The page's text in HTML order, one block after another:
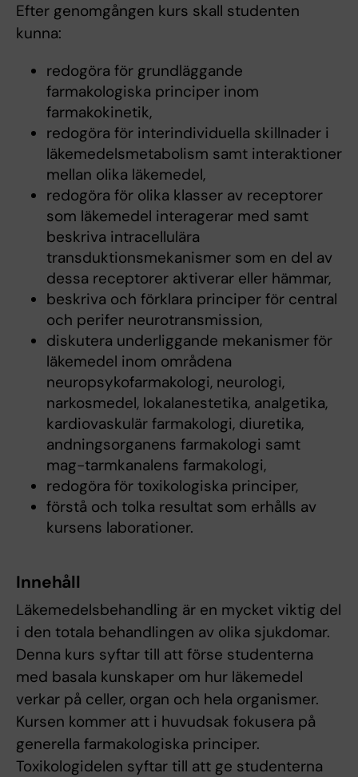
Efter genomgången kurs skall studenten
kunna:
redogöra för grundläggande
farmakologiska principer inom
farmakokinetik,
redogöra för interindividuella skillnader i
läkemedelsmetabolism samt interaktioner
mellan olika läkemedel,
redogöra för olika klasser av receptorer
som läkemedel interagerar med samt
beskriva intracellulära
transduktionsmekanismer som en del av
dessa receptorer aktiverar eller hämmar,
beskriva och förklara principer för central
och perifer neurotransmission,
diskutera underliggande mekanismer för
läkemedel inom områdena
neuropsykofarmakologi, neurologi,
narkosmedel, lokalanestetika, analgetika,
kardiovaskulär farmakologi, diuretika,
andningsorganens farmakologi samt
mag-tarmkanalens farmakologi,
redogöra för toxikologiska principer,
förstå och tolka resultat som erhålls av
kursens laborationer.
Innehåll
Läkemedelsbehandling är en mycket viktig del
i den totala behandlingen av olika sjukdomar.
Denna kurs syftar till att förse studenterna
med basala kunskaper om hur läkemedel
verkar på celler, organ och hela organismer.
Kursen kommer att i huvudsak fokusera på
generella farmakologiska principer.
Toxikologidelen syftar till att ge studenterna